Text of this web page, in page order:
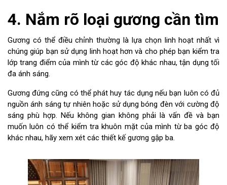
4. Nắm rõ loại gương cần tìm
Gương có thể điều chỉnh thường là lựa chọn linh hoạt nhất vì
chúng giúp bạn sử dụng linh hoạt hơn và cho phép bạn kiểm tra
lớp trang điểm của mình từ các góc độ khác nhau, tận dụng tối
đa ánh sáng.
Gương đứng cũng có thể phát huy tác dụng nếu bạn luôn có đủ
nguồn ánh sáng tự nhiên hoặc sử dụng bóng đèn với cường độ
sáng phù hợp. Nếu không gian không phải là vấn đề và bạn
muốn luôn có thể kiểm tra khuôn mặt của mình từ ba góc độ
khác nhau, hãy xem xét các thiết kế gương gập ba.